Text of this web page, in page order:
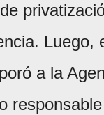
Luego,
a la